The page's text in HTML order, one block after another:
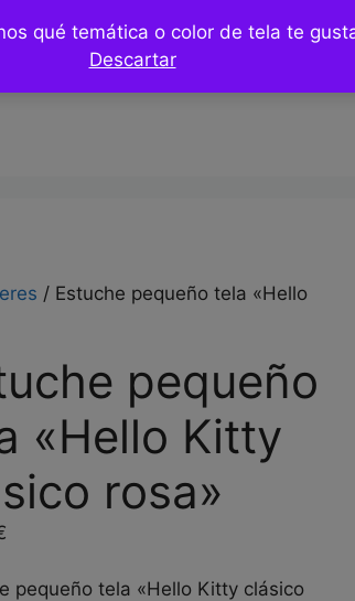
qué temática o color de tela te
Descartar
Hazlo tu mismo / DIY
/ Estuche pequeño tela «Hello
pequeño
«Hello Kitty
rosa»
pequeño tela «Hello Kitty clásico